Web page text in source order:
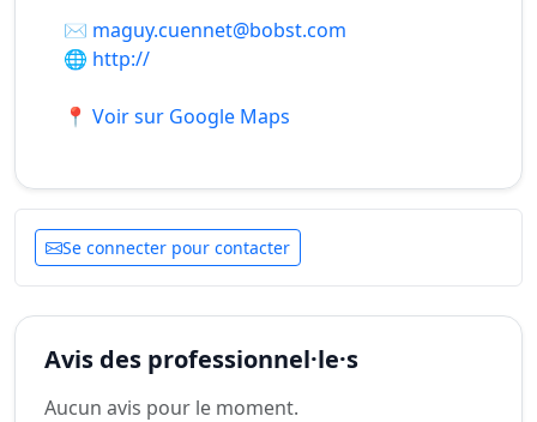
✉️ maguy.cuennet@bobst.com
🌐 http://
📍 Voir sur Google Maps
Se connecter pour contacter
Avis des professionnel·le·s
Aucun avis pour le moment.